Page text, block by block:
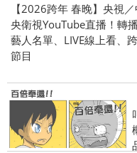
【2026跨年 春晚】央視／
央衛視YouTube直播！轉播
藝人名單、LIVE線上看、
節目